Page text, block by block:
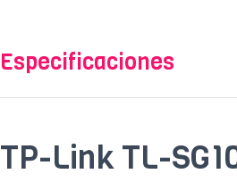
Especificaciones
TP-Link TL-